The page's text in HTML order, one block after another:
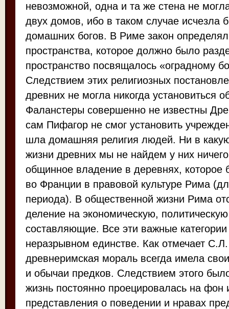
невозможной, одна и та же стена не
двух домов, ибо в таком случае исчезла
домашних богов. В Риме закон
пространства, которое должно было
пространство посвящалось «оградному
Следствием этих религиозных
древних не могла никогда установиться
Фаланстеры совершенно не известны
сам Пифагор не смог установить
шла домашняя религия людей. Ни в какую
жизни древних мы не найдем у них
общинное владение в деревнях, которое
во Франции в правовой культуре Рима
периода). В общественной жизни Рима
деление на экономическую,
составляющие. Все эти важные
неразрывном единстве. Как отмечает
древнеримская мораль всегда имела
и обычаи предков. Следствием этого
жизнь постоянно проецировалась на фон
представления о поведении и нравах